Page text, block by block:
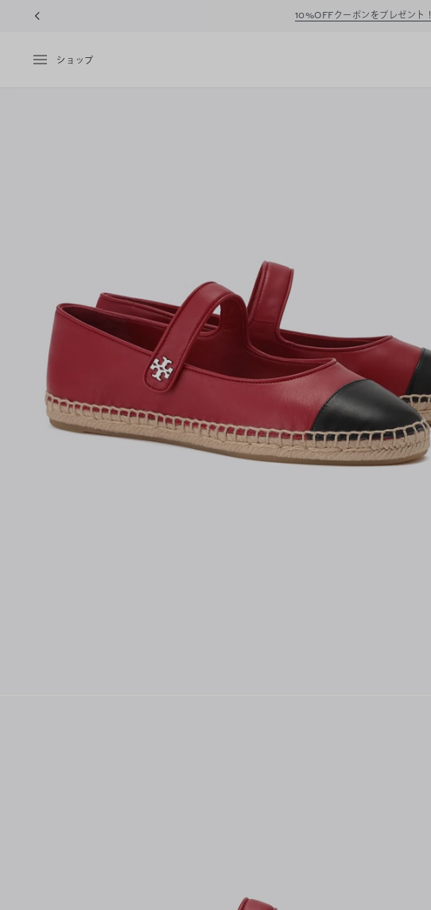
10%OFFクーポンをプレゼント！
ショップ